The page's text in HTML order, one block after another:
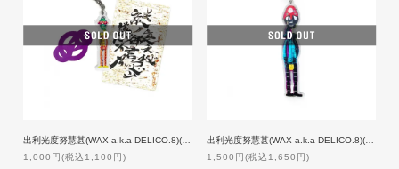
1,000円(税込1,100円)
1,500円(税込1,650円)